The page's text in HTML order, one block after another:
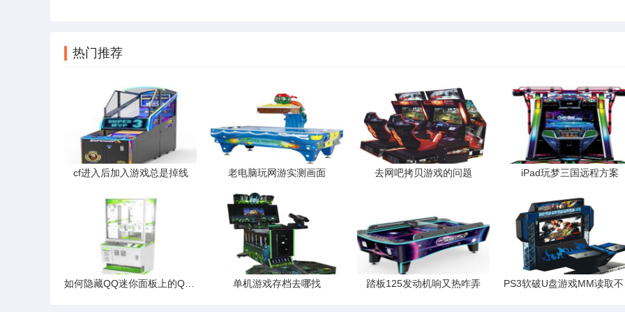
热门推荐
cf进入后加入游戏总是掉线 老电脑玩网游实测画面 去网吧拷贝游戏的问题 iPad玩梦三国远程方案
单机游戏存档去哪找 踏板125发动机响又热咋弄